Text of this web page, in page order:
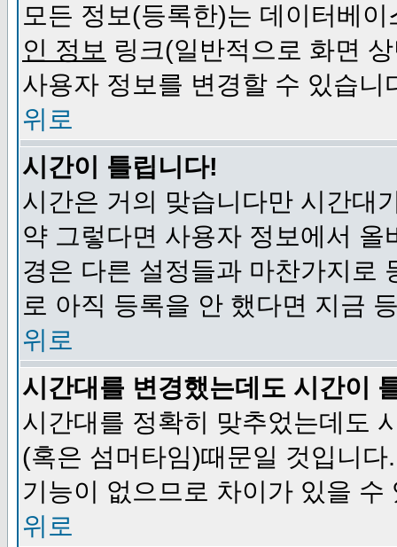
모든 정보(등록한)는 데이터베
인 정보 링크(일반적으로 화면
사용자 정보를 변경할 수 있습니
위로
시간이 틀립니다!
시간은 거의 맞습니다만 시간대
약 그렇다면 사용자 정보에서
경은 다른 설정들과 마찬가지로
로 아직 등록을 안 했다면 지금
위로
시간대를 변경했는데도 시간이
시간대를 정확히 맞추었는데도
(혹은 섬머타임)때문일 것입니
기능이 없으므로 차이가 있을 수
위로